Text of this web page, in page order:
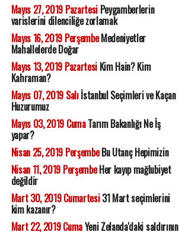
Mayıs 27, 2019 PazartesiPeygamberlerin
varislerini dilenciliğe zorlamak
Mayıs 16, 2019 PerşembeMedeniyetler
Mahallelerde Doğar
Mayıs 13, 2019 PazartesiKim Hain? Kim
Kahraman?
Mayıs 07, 2019 Salıİstanbul Seçimleri ve Kaçan
Huzurumuz
Mayıs 03, 2019 CumaTarım Bakanlığı Ne İş
yapar?
Nisan 25, 2019 PerşembeBu Utanç Hepimizin
Nisan 11, 2019 PerşembeHer kayıp mağlubiyet
değildir
Mart 30, 2019 Cumartesi31 Mart seçimlerini
kim kazanır?
Mart 22, 2019 CumaYeni Zelanda'daki saldırının